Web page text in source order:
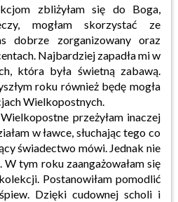
zbliżyłam się do Boga,
mogłam skorzystać ze
dobrze zorganizowany oraz
Najbardziej zapadła mi w
która była świetną zabawą.
roku również będę mogła
Wielkopostnych.
przeżyłam inaczej
w ławce, słuchając tego co
świadectwo mówi. Jednak nie
tym roku zaangażowałam się
Postanowiłam pomodlić
Dzięki cudownej scholi i